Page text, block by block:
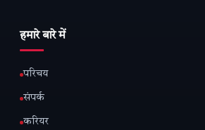
हमारे बारे में
परिचय
संपर्क
करियर